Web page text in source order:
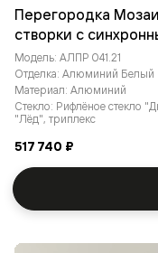
Перегородка
створки с
Модель: АЛПР 041.21
Отделка: Алюминий Белый
Материал: Алюминий
Стекло: Рифлёное стекло
"Лёд", триплекс
517 740 ₽